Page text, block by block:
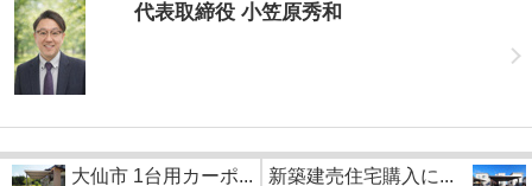
代表取締役 小笠原秀和
大仙市 1台用カーポ... 新築建売住宅購入に...